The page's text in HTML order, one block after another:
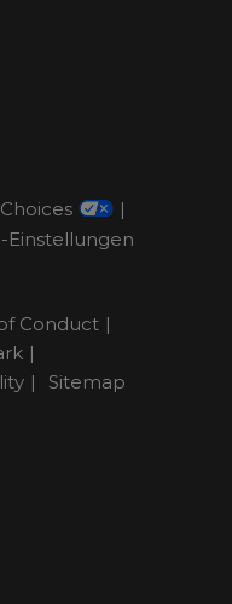
Einstellungen
Conduct
Sitemap